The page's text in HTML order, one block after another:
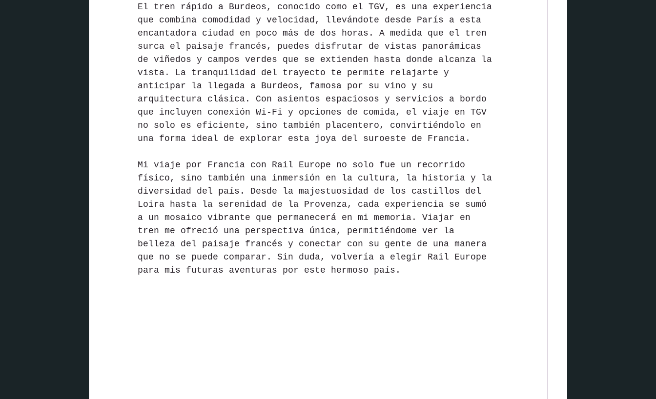
El tren rápido a Burdeos, conocido como el TGV, es una experiencia
que combina comodidad y velocidad, llevándote desde París a esta
encantadora ciudad en poco más de dos horas. A medida que el tren
surca el paisaje francés, puedes disfrutar de vistas panorámicas
de viñedos y campos verdes que se extienden hasta donde alcanza la
vista. La tranquilidad del trayecto te permite relajarte y
anticipar la llegada a Burdeos, famosa por su vino y su
arquitectura clásica. Con asientos espaciosos y servicios a bordo
que incluyen conexión Wi-Fi y opciones de comida, el viaje en TGV
no solo es eficiente, sino también placentero, convirtiéndolo en
una forma ideal de explorar esta joya del suroeste de Francia.
Mi viaje por Francia con Rail Europe no solo fue un recorrido
físico, sino también una inmersión en la cultura, la historia y la
diversidad del país. Desde la majestuosidad de los castillos del
Loira hasta la serenidad de la Provenza, cada experiencia se sumó
a un mosaico vibrante que permanecerá en mi memoria. Viajar en
tren me ofreció una perspectiva única, permitiéndome ver la
belleza del paisaje francés y conectar con su gente de una manera
que no se puede comparar. Sin duda, volvería a elegir Rail Europe
para mis futuras aventuras por este hermoso país.